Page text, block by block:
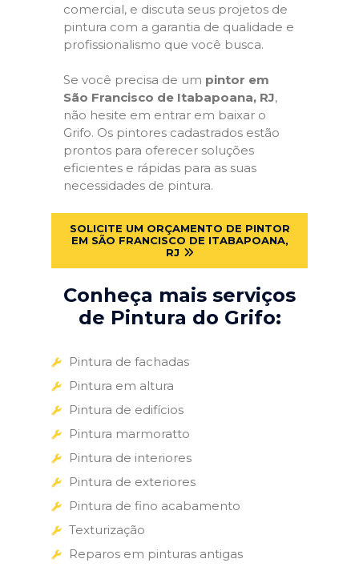
comercial, e discuta seus projetos de
pintura com a garantia de qualidade e
profissionalismo que você busca.
Se você precisa de um pintor em
São Francisco de Itabapoana, RJ,
não hesite em entrar em baixar o
Grifo. Os pintores cadastrados estão
prontos para oferecer soluções
eficientes e rápidas para as suas
necessidades de pintura.
SOLICITE UM ORÇAMENTO DE PINTOR
EM SÃO FRANCISCO DE ITABAPOANA,
RJ
Conheça mais serviços
de Pintura do Grifo:
Pintura de fachadas
Pintura em altura
Pintura de edifícios
Pintura marmoratto
Pintura de interiores
Pintura de exteriores
Pintura de fino acabamento
Texturização
Reparos em pinturas antigas